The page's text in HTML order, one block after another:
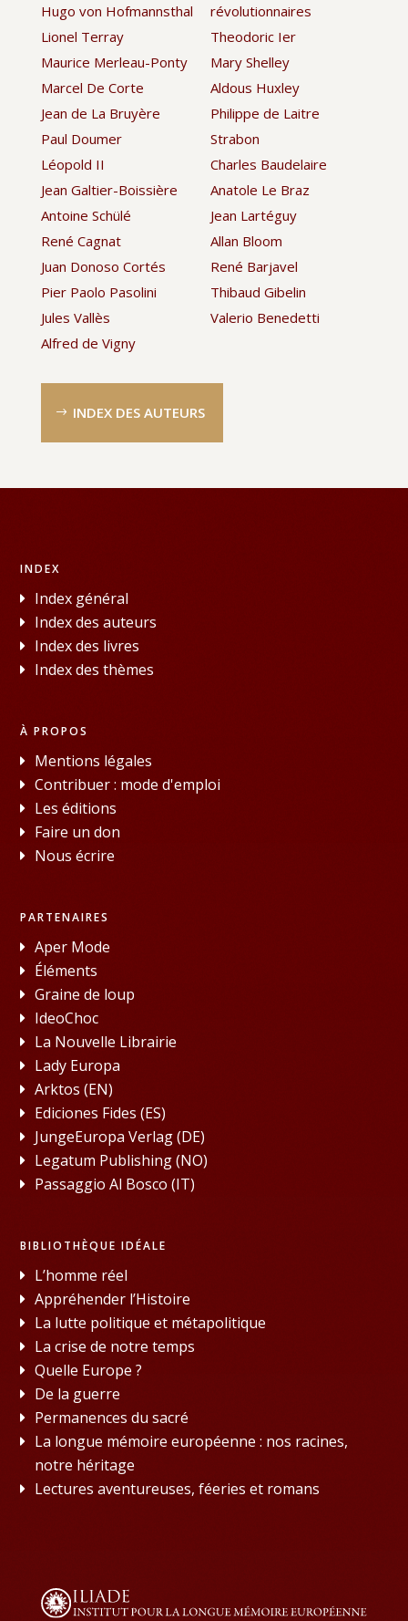
Hugo von Hofmannsthal
Lionel Terray
Maurice Merleau-Ponty
Marcel De Corte
Jean de La Bruyère
Paul Doumer
Léopold II
Jean Galtier-Boissière
Antoine Schülé
René Cagnat
Juan Donoso Cortés
Pier Paolo Pasolini
Jules Vallès
Alfred de Vigny
révolutionnaires
Theodoric Ier
Mary Shelley
Aldous Huxley
Philippe de Laitre
Strabon
Charles Baudelaire
Anatole Le Braz
Jean Lartéguy
Allan Bloom
René Barjavel
Thibaud Gibelin
Valerio Benedetti
INDEX DES AUTEURS
INDEX
Index général
Index des auteurs
Index des livres
Index des thèmes
À PROPOS
Mentions légales
Contribuer : mode d'emploi
Les éditions
Faire un don
Nous écrire
PARTENAIRES
Aper Mode
Éléments
Graine de loup
IdeoChoc
La Nouvelle Librairie
Lady Europa
Arktos (EN)
Ediciones Fides (ES)
JungeEuropa Verlag (DE)
Legatum Publishing (NO)
Passaggio Al Bosco (IT)
BIBLIOTHÈQUE IDÉALE
L’homme réel
Appréhender l’Histoire
La lutte politique et métapolitique
La crise de notre temps
Quelle Europe ?
De la guerre
Permanences du sacré
La longue mémoire européenne : nos racines,
notre héritage
Lectures aventureuses, féeries et romans